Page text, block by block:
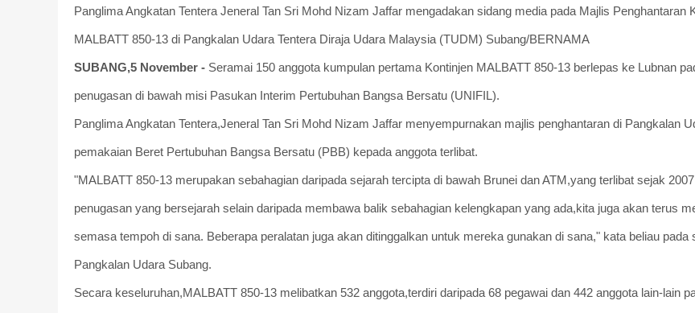
Panglima Angkatan Tentera Jeneral Tan Sri Mohd Nizam Jaffar mengadakan sidang media pada Majlis Penghantaran
MALBATT 850-13 di Pangkalan Udara Tentera Diraja Udara Malaysia (TUDM) Subang/BERNAMA
SUBANG,5 November - Seramai 150 anggota kumpulan pertama Kontinjen MALBATT 850-13 berlepas ke Lubnan
penugasan di bawah misi Pasukan Interim Pertubuhan Bangsa Bersatu (UNIFIL).
Panglima Angkatan Tentera,Jeneral Tan Sri Mohd Nizam Jaffar menyempurnakan majlis penghantaran di Pangkalan
pemakaian Beret Pertubuhan Bangsa Bersatu (PBB) kepada anggota terlibat.
"MALBATT 850-13 merupakan sebahagian daripada sejarah tercipta di bawah Brunei dan ATM,yang terlibat sejak
penugasan yang bersejarah selain daripada membawa balik sebahagian kelengkapan yang ada,kita juga akan terus
semasa tempoh di sana. Beberapa peralatan juga akan ditinggalkan untuk mereka gunakan di sana," kata beliau pada
Pangkalan Udara Subang.
Secara keseluruhan,MALBATT 850-13 melibatkan 532 anggota,terdiri daripada 68 pegawai dan 442 anggota lain-lain